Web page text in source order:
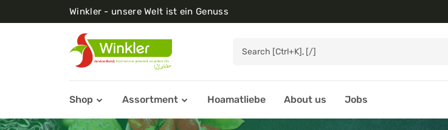
Winkler - unsere Welt ist ein Genuss
Shop Assortment Hoamatliebe About us Jobs